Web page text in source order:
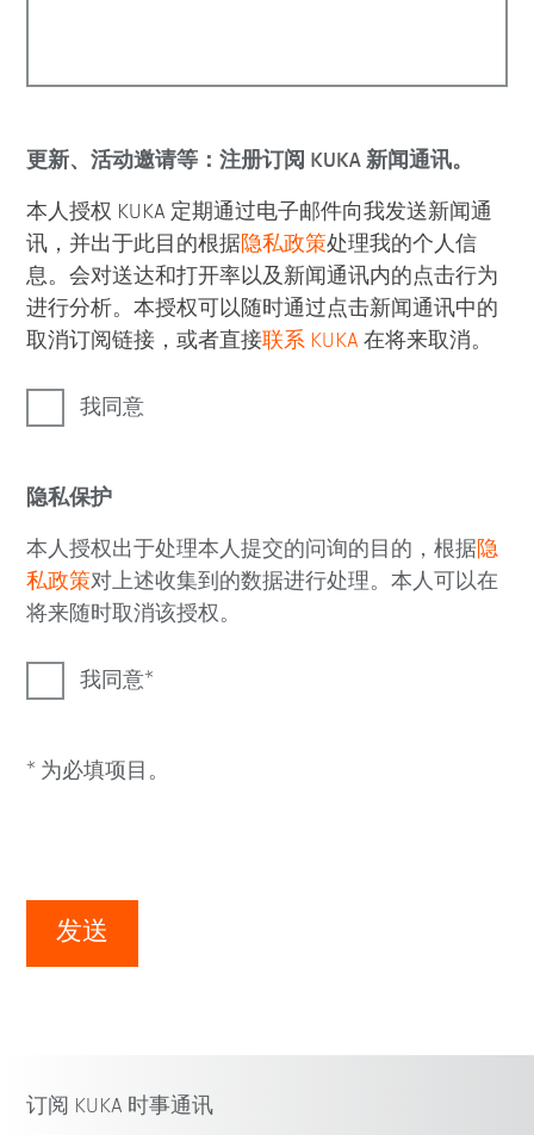
更新、活动邀请等：注册订阅 KUKA 新闻通讯。
本人授权 KUKA 定期通过电子邮件向我发送新闻通
讯，并出于此目的根据隐私政策处理我的个人信
息。会对送达和打开率以及新闻通讯内的点击行为
进行分析。本授权可以随时通过点击新闻通讯中的
取消订阅链接，或者直接联系 KUKA 在将来取消。
我同意
隐私保护
本人授权出于处理本人提交的问询的目的，根据隐
私政策对上述收集到的数据进行处理。本人可以在
将来随时取消该授权。
我同意
* 为必填项目。
发送
订阅 KUKA 时事通讯